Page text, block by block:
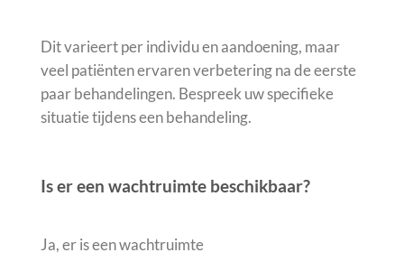
Dit varieert per individu en aandoening, maar
veel patiënten ervaren verbetering na de eerste
paar behandelingen. Bespreek uw specifieke
situatie tijdens een behandeling.
Is er een wachtruimte beschikbaar?
Ja, er is een wachtruimte